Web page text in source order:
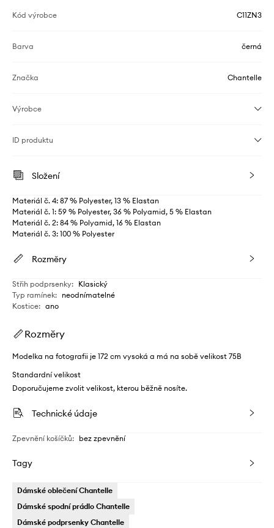
Kód výrobce C11ZN3
Barva černá
Značka Chantelle
Výrobce
ID produktu
Složení
Materiál č. 4: 87 % Polyester, 13 % Elastan
Materiál č. 1: 59 % Polyester, 36 % Polyamid, 5 % Elastan
Materiál č. 2: 84 % Polyamid, 16 % Elastan
Materiál č. 3: 100 % Polyester
Rozměry
Střih podprsenky: Klasický
Typ ramínek: neodnímatelné
Kostice: ano
Rozměry
Modelka na fotografii je 172 cm vysoká a má na sobě velikost 75B
Standardní velikost
Doporučujeme zvolit velikost, kterou běžně nosíte.
Technické údaje
Zpevnění košíčků: bez zpevnění
Tagy
Dámské oblečení Chantelle
Dámské spodní prádlo Chantelle
Dámské podprsenky Chantelle